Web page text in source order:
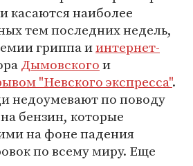
касаются наиболее
тем последних недель,
гриппа иинтернет-
Дымовскогои
"Невского экспресса".
недоумевают по поводу
бензин, которые
на фоне падения
по всему миру. Еще